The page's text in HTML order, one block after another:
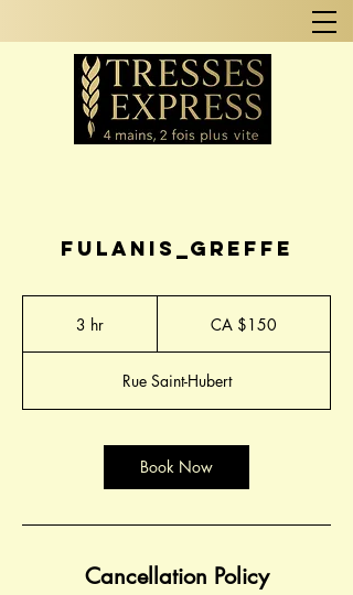
Fulanis_Greffe
3 hr CA $150
Rue Saint-Hubert
Book Now
Cancellation Policy